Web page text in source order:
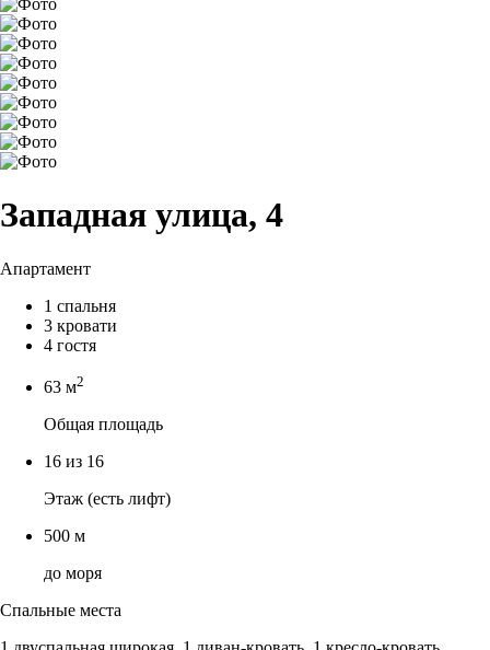
Западная улица, 4
Апартамент
1 спальня
3 кровати
4 гостя
63 м2
Общая площадь
16 из 16
Этаж (есть лифт)
500 м
до моря
Спальные места